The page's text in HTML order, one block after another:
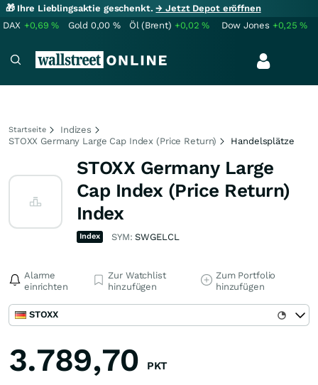
🎁 Ihre Lieblingsaktie geschenkt.→ Jetzt Depot eröffnen
DAX +0,69% Gold 0,00 % Öl (Brent) +0,02% Dow Jones +0,25%
Startseite
Indizes
STOXX Germany Large Cap Index (Price Return)
Handelsplätze
STOXX Germany Large
Cap Index (Price Return)
Index
Index SYM:SWGELCL
Alarme
einrichten
Zur Watchlist
hinzufügen
Zum Portfolio
hinzufügen
STOXX
3.789,70 PKT